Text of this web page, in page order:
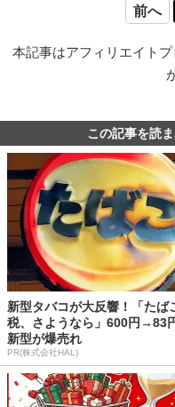
前へ
本記事はアフィリエイト
この記事を読
新型タバコが大反響！「たば
税、さようなら」600円→83
新型が爆売れ
PR(株式会社HAL)